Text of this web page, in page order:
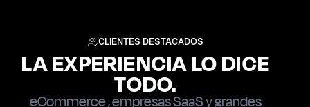
CLIENTES DESTACADOS
LA EXPERIENCIA LO DICE
TODO.
eCommerce , empresas SaaS y grandes